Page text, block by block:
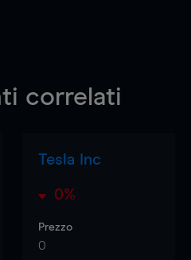
correlati
Tesla Inc
0%
Prezzo
0